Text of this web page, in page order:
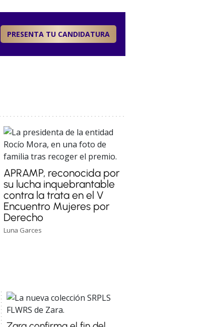
PRESENTA TU CANDIDATURA
APRAMP, reconocida por
su lucha inquebrantable
contra la trata en el V
Encuentro Mujeres por
Derecho
Luna Garces